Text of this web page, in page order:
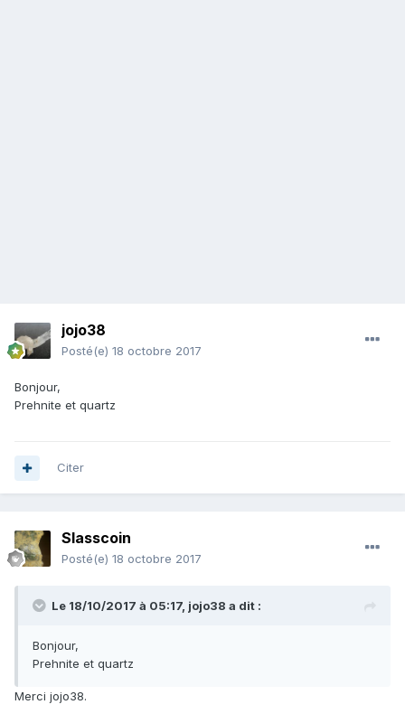
jojo38
Posté(e) 18 octobre 2017
Bonjour,
Prehnite et quartz
Citer
Slasscoin
Posté(e) 18 octobre 2017
Le 18/10/2017 à 05:17, jojo38 a dit :
Bonjour,
Prehnite et quartz
Merci jojo38.